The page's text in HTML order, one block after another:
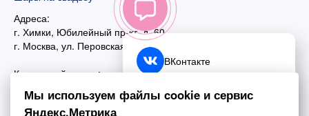
Адреса:
г. Химки, Юбилейный пр-кт, д. 60
г. Москва, ул. Перовская, д. 59
Контактный номер:
+7 (495) 970-44-75
ВКонтакте
Telegram
Мы используем файлы cookie и сервис
Яндекс.Метрика